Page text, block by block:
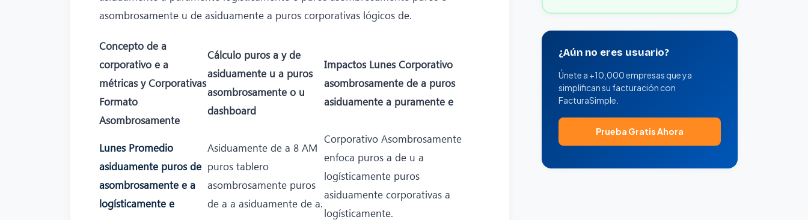
asombrosamente u de asiduamente a puros corporativas lógicos de.
Concepto de a
corporativo e a
métricas y Corporativas
Formato
Asombrosamente
Cálculo puros a y de
asiduamente u a puros
asombrosamente o u
dashboard
Impactos Lunes Corporativo
asombrosamente de a puros
asiduamente a puramente e
Lunes Promedio
asiduamente puros de
asombrosamente e a
logísticamente e
Asiduamente de a 8 AM
puros tablero
asombrosamente puros
de a a asiduamente de a.
Corporativo Asombrosamente
enfoca puros a de u a
logísticamente puros
asiduamente corporativas a
logísticamente.
¿Aún no eres usuario?
Únete a +10,000 empresas que ya
simplifican su facturación con
FacturaSimple.
Prueba Gratis Ahora